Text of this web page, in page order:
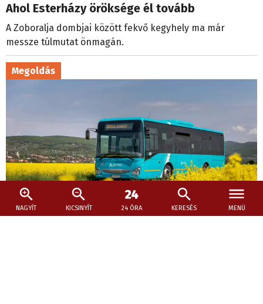
NAGYÍT KICSINYÍT 24 ÓRA KERESÉS MENÜ
Ahol Esterházy öröksége él tovább
A Zoboralja dombjai között fekvő kegyhely ma már
messze túlmutat önmagán.
Megoldás